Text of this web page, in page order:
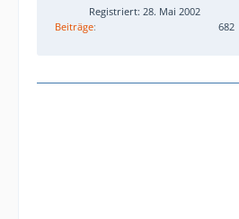
Registriert: 28. Mai 2002
Beiträge
682